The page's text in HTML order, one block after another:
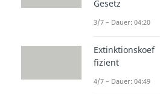
basischen
Gesetz
3/7 – Dauer: 04:20
Extinktionskoef
fizient
4/7 – Dauer: 04:49